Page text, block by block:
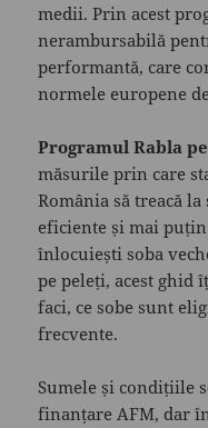
medii. Prin acest
nerambursabilă
performantă, care
normele europene
Programul Rabla
măsurile prin care
România să treacă
eficiente și mai
înlocuiești soba
pe peleți, acest ghid
faci, ce sobe sunt
frecvente.
Sumele și condițiile
finanțare AFM, dar